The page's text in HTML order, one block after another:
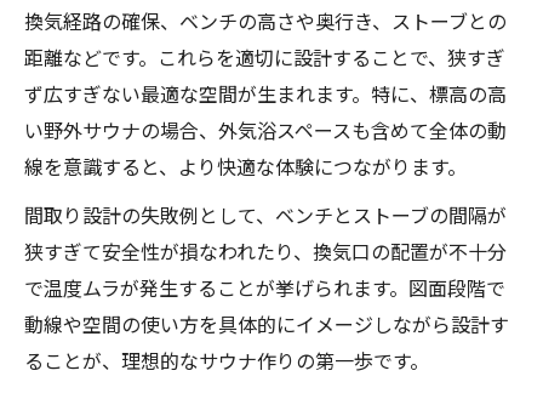
換気経路の確保、ベンチの高さや奥行き、ストーブとの
距離などです。これらを適切に設計することで、狭すぎ
ず広すぎない最適な空間が生まれます。特に、標高の高
い野外サウナの場合、外気浴スペースも含めて全体の動
線を意識すると、より快適な体験につながります。
間取り設計の失敗例として、ベンチとストーブの間隔が
狭すぎて安全性が損なわれたり、換気口の配置が不十分
で温度ムラが発生することが挙げられます。図面段階で
動線や空間の使い方を具体的にイメージしながら設計す
ることが、理想的なサウナ作りの第一歩です。